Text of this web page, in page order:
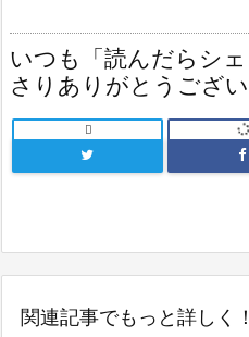
いつも「読んだらシ
さりありがとうござい

関連記事でもっと詳しく！